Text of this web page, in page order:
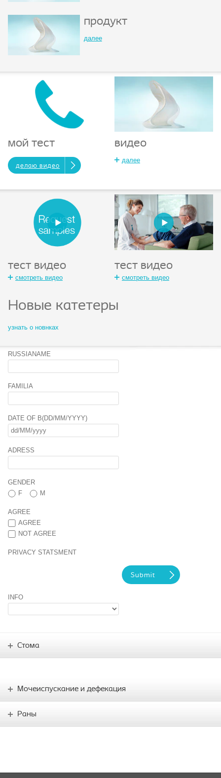
продукт
далее
мой тест
делаю видео
видео
далее
тест видео
смотреть видео
тест видео
смотреть видео
Новые катетеры
узнать о новнках
RUSSIANAME
FAMILIA
DATE OF B(DD/MM/YYYY)
ADRESS
GENDER
F
M
AGREE
AGREE
NOT AGREE
PRIVACY STATSMENT
INFO
Стома
Мочеиспускание и дефекация
Раны